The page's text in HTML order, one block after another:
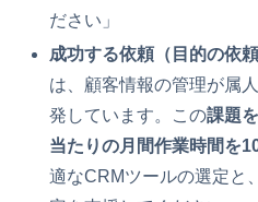
ださい」
成功する依頼（目的の依
は、顧客情報の管理が属
発しています。この課題
当たりの月間作業時間を
適なCRMツールの選定と